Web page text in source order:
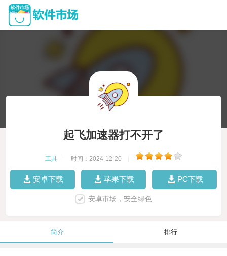
起飞加速器打不开了
工具 时间：2024-12-20
安卓下载 苹果下载 PC下载
安卓市场，安全绿色
简介 排行